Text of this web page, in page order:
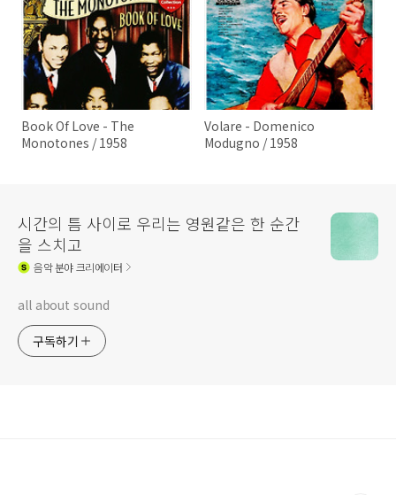
Book Of Love - The
Monotones / 1958
Volare - Domenico
Modugno / 1958
시간의 틈 사이로 우리는 영원같은 한 순간
을 스치고
음악분야 크리에이터
all about sound
구독하기